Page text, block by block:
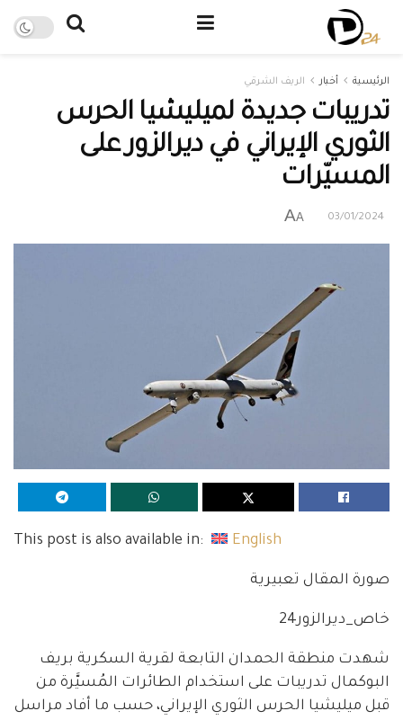
الرئيسية أخبار الريف الشرقي
تدريبات جديدة لميليشيا الحرس
الثوري الإيراني في ديرالزور على
المسيّرات
03/01/2024
A
A
This post is also available in: English
صورة المقال تعبيرية
خاص_ديرالزور24
شهدت منطقة الحمدان التابعة لقرية السكرية بريف
البوكمال تدريبات على استخدام الطائرات المُسيَّرة من
قبل ميليشيا الحرس الثوري الإيراني، حسب ما أفاد مراسل